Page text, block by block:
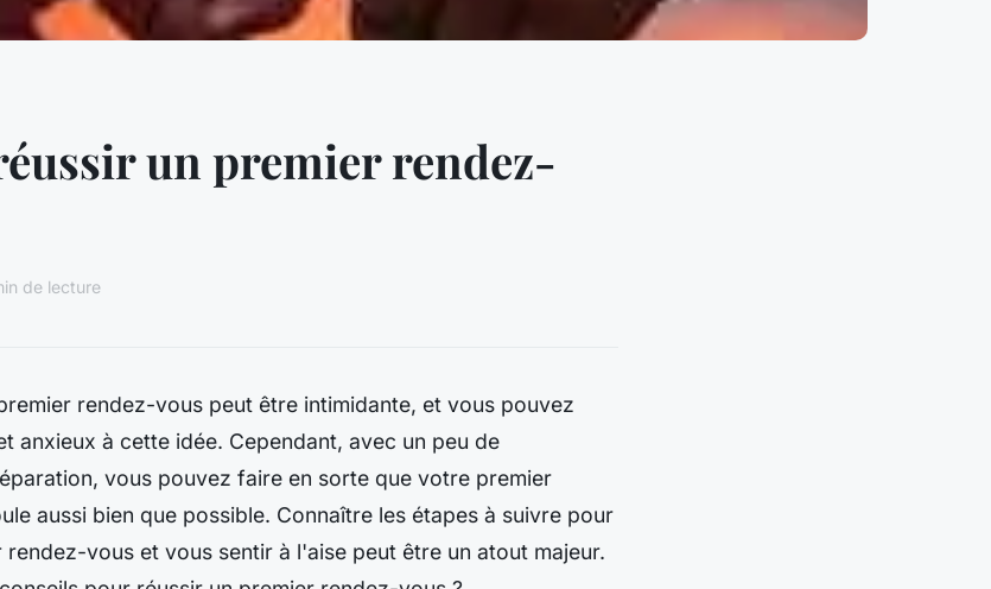
un premier rendez-
de lecture
rendez-vous peut être intimidante, et vous pouvez
anxieux à cette idée. Cependant, avec un peu de
vous pouvez faire en sorte que votre premier
aussi bien que possible. Connaître les étapes à suivre pour
vous et vous sentir à l'aise peut être un atout majeur.